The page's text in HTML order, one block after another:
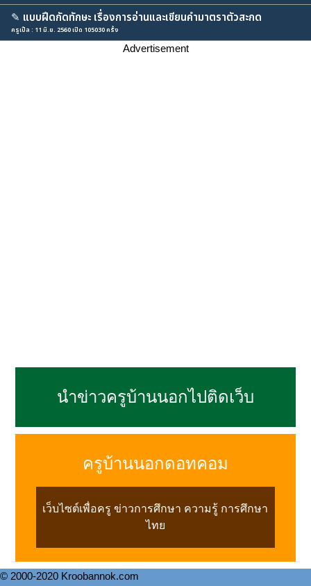
✎ แบบฝึดกัดทักษะ เรื่องการอ่านและเขียนคำมาตราตัวสะกด
ครูเปิ้ล : 11 มิ.ย. 2560 เปิด 105030 ครั้ง
Advertisement
นำข่าวครูบ้านนอกไปติดเว็บ
ครูบ้านนอกดอทคอม
เว็บไซต์เพื่อครู ข่าวการศึกษา ความรู้ การศึกษา
ไทย
© 2000-2020 Kroobannok.com